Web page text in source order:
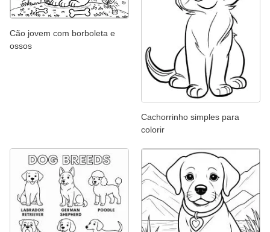
Cão jovem com borboleta e
ossos
Cachorrinho simples para
colorir